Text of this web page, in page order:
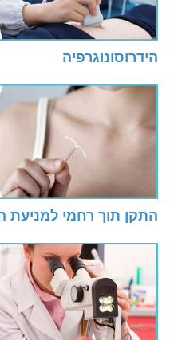
הידרוסונוגרפיה
התקן תוך רחמי למניעת